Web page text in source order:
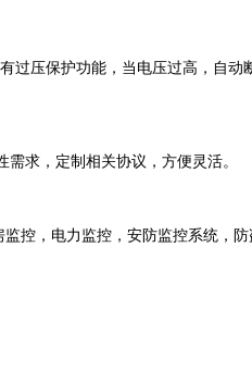
过压保护功能，当电压过高，自动
求，定制相关协议，方便灵活。
控，电力监控，安防监控系统，